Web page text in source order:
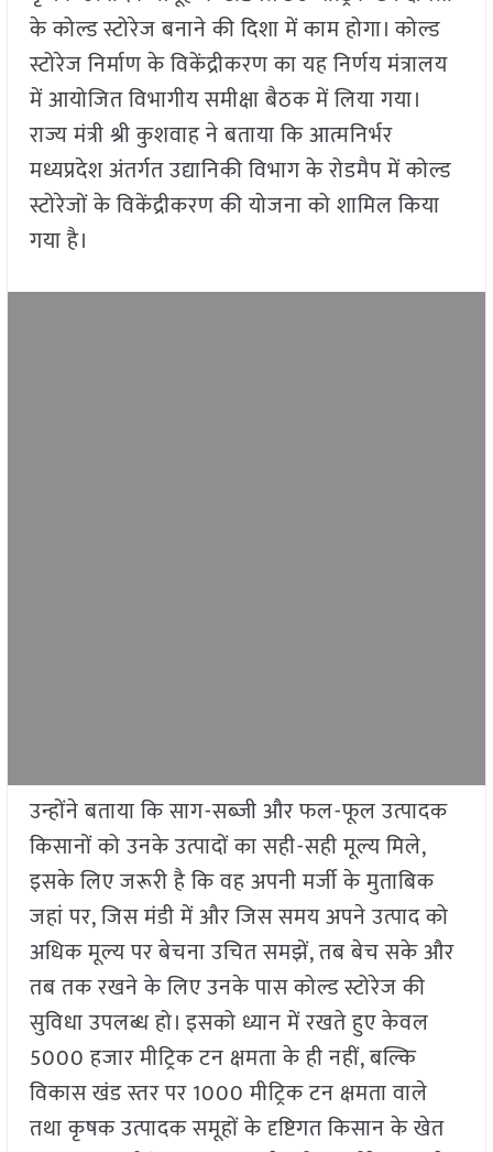
के कोल्ड स्टोरेज बनाने की दिशा में काम होगा। कोल्ड
स्टोरेज निर्माण के विकेंद्रीकरण का यह निर्णय मंत्रालय
में आयोजित विभागीय समीक्षा बैठक में लिया गया।
राज्य मंत्री श्री कुशवाह ने बताया कि आत्मनिर्भर
मध्यप्रदेश अंतर्गत उद्यानिकी विभाग के रोडमैप में कोल्ड
स्टोरेजों के विकेंद्रीकरण की योजना को शामिल किया
गया है।
उन्होंने बताया कि साग-सब्जी और फल-फूल उत्पादक
किसानों को उनके उत्पादों का सही-सही मूल्य मिले,
इसके लिए जरूरी है कि वह अपनी मर्जी के मुताबिक
जहां पर, जिस मंडी में और जिस समय अपने उत्पाद को
अधिक मूल्य पर बेचना उचित समझें, तब बेच सके और
तब तक रखने के लिए उनके पास कोल्ड स्टोरेज की
सुविधा उपलब्ध हो। इसको ध्यान में रखते हुए केवल
5000 हजार मीट्रिक टन क्षमता के ही नहीं, बल्कि
विकास खंड स्तर पर 1000 मीट्रिक टन क्षमता वाले
तथा कृषक उत्पादक समूहों के दृष्टिगत किसान के खेत